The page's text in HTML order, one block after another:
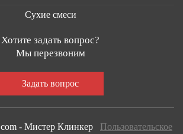
Сухие смеси
Хотите задать вопрос?
Мы перезвоним
- Мистер Клинкер Пользовательское